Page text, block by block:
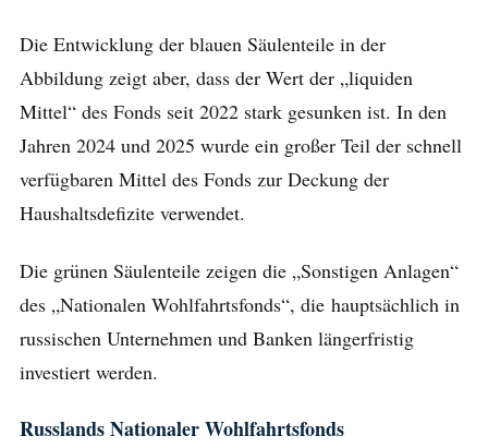
Die Entwicklung der blauen Säulenteile in der
Abbildung zeigt aber, dass der Wert der „liquiden
Mittel“ des Fonds seit 2022 stark gesunken ist. In den
Jahren 2024 und 2025 wurde ein großer Teil der schnell
verfügbaren Mittel des Fonds zur Deckung der
Haushaltsdefizite verwendet.
Die grünen Säulenteile zeigen die „Sonstigen Anlagen“
des „Nationalen Wohlfahrtsfonds“, die hauptsächlich in
russischen Unternehmen und Banken längerfristig
investiert werden.
Russlands Nationaler Wohlfahrtsfonds